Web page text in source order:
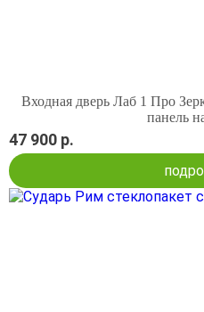
Входная дверь Лаб 1 Про
панель
47 900 р.